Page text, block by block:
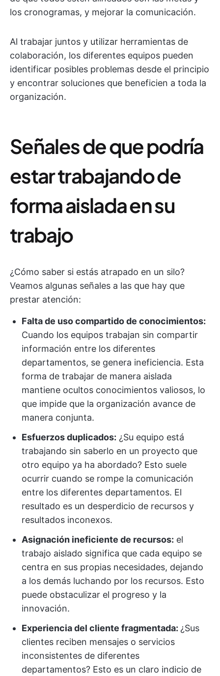
los cronogramas, y mejorar la comunicación.
Al trabajar juntos y utilizar herramientas de
colaboración, los diferentes equipos pueden
identificar posibles problemas desde el principio
y encontrar soluciones que beneficien a toda la
organización.
Señales de que podría
estar trabajando de
forma aislada en su
trabajo
¿Cómo saber si estás atrapado en un silo?
Veamos algunas señales a las que hay que
prestar atención:
Falta de uso compartido de conocimientos:
Cuando los equipos trabajan sin compartir
información entre los diferentes
departamentos, se genera ineficiencia. Esta
forma de trabajar de manera aislada
mantiene ocultos conocimientos valiosos, lo
que impide que la organización avance de
manera conjunta.
Esfuerzos duplicados: ¿Su equipo está
trabajando sin saberlo en un proyecto que
otro equipo ya ha abordado? Esto suele
ocurrir cuando se rompe la comunicación
entre los diferentes departamentos. El
resultado es un desperdicio de recursos y
resultados inconexos.
Asignación ineficiente de recursos: el
trabajo aislado significa que cada equipo se
centra en sus propias necesidades, dejando
a los demás luchando por los recursos. Esto
puede obstaculizar el progreso y la
innovación.
Experiencia del cliente fragmentada: ¿Sus
clientes reciben mensajes o servicios
inconsistentes de diferentes
departamentos? Esto es un claro indicio de